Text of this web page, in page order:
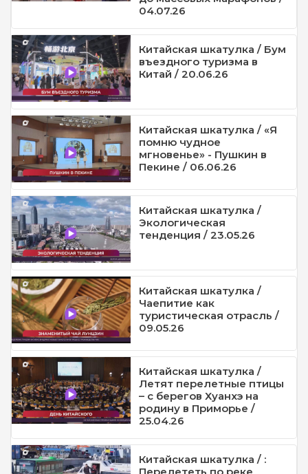
04.07.26
Китайская шкатулка / Бум
въездного туризма в
Китай / 20.06.26
Китайская шкатулка / «Я
помню чудное
мгновенье» - Пушкин в
Пекине / 06.06.26
Китайская шкатулка /
Экологическая
тенденция / 23.05.26
Китайская шкатулка /
Чаепитие как
туристическая отрасль /
09.05.26
Китайская шкатулка /
Летят перелетные птицы
– с берегов Хуанхэ на
родину в Приморье /
25.04.26
Китайская шкатулка / :